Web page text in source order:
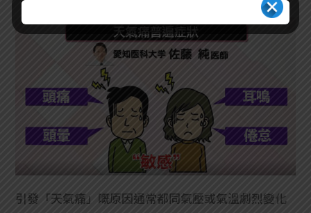
引發「天氣痛」嘅原因通常都同氣壓或氣溫劇烈變化